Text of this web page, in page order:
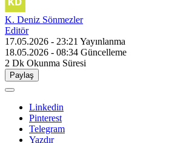
K. Deniz Sönmezler
Editör
17.05.2026 - 23:21 Yayınlanma
18.05.2026 - 08:34 Güncelleme
2 Dk Okunma Süresi
Paylaş
Linkedin
Pinterest
Telegram
Yazdır